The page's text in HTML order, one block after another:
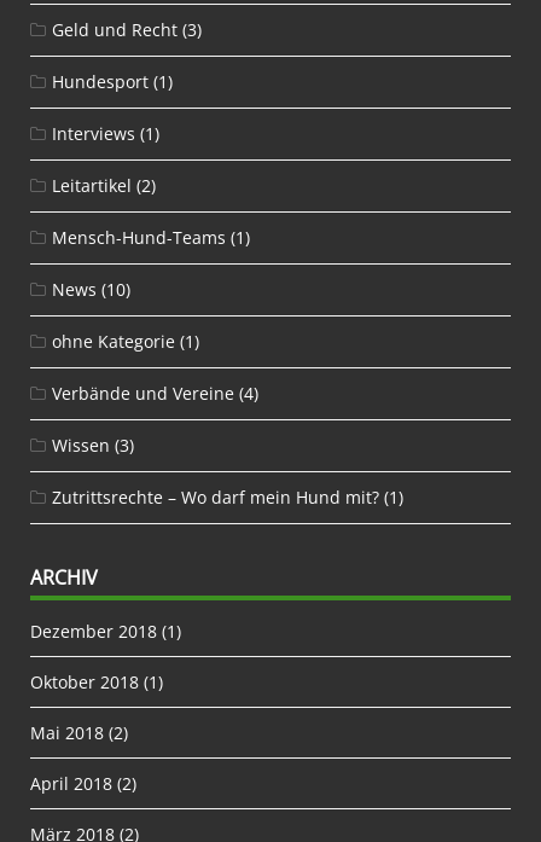
Geld und Recht (3)
Hundesport (1)
Interviews (1)
Leitartikel (2)
Mensch-Hund-Teams (1)
News (10)
ohne Kategorie (1)
Verbände und Vereine (4)
Wissen (3)
Zutrittsrechte – Wo darf mein Hund mit? (1)
ARCHIV
Dezember 2018 (1)
Oktober 2018 (1)
Mai 2018 (2)
April 2018 (2)
März 2018 (2)